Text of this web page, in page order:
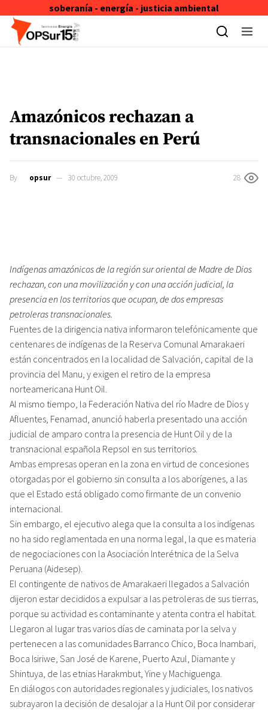
soberanía - energía - justicia ambiental
Skip to content
Amazónicos rechazan a
transnacionales en Perú
By opsur 30 octubre, 2009 28
Indígenas amazónicos de la región sur oriental de Madre de Dios
rechazan, con una movilización y con una acción judicial, la
presencia en los territorios que ocupan, de dos empresas
petroleras transnacionales.
Fuentes de la dirigencia nativa informaron telefónicamente que
centenares de indígenas de la Reserva Comunal Amarakaeri
están concentrados en la localidad de Salvación, capital de la
provincia del Manu, y exigen el retiro de la empresa
norteamericana Hunt Oil.
Al mismo tiempo, la Federación Nativa del río Madre de Dios y
Afluentes, Fenamad, anunció haberla presentado una acción
judicial de amparo contra la presencia de Hunt Oil y de la
transnacional española Repsol en sus territorios.
Ambas empresas operan en la zona en virtud de concesiones
otorgadas por el gobierno sin consulta a los aborígenes, a las
que el Estado está obligado como firmante de un convenio
internacional.
Sin embargo, el ejecutivo alega que la consulta a los indígenas
no ha sido reglamentada en una norma legal, la que es materia
de negociaciones con la Asociación Interétnica de la Selva
Peruana (Aidesep).
El contingente de nativos de Amarakaeri llegados a Salvación
dijeron estar decididos a expulsar a las petroleras de sus tierras,
porque su actividad es contaminante y atenta contra el habitat.
Llegaron al lugar tras varios días de caminata por la selva y
pertenecen a las comunidades Barranco Chico, Boca Inambari,
Boca Isiriwe, San José de Karene, Puerto Azul, Diamante y
Shintuya, de las etnias Harakmbut, Yine y Machiguenga.
En diálogos con autoridades regionales y judiciales, los nativos
subrayaron la decisión de desalojar a la Hunt Oil por considerar